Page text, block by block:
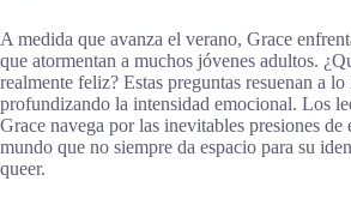
A medida que avanza el verano, Grace
que atormentan a muchos jóvenes adultos.
realmente feliz? Estas preguntas resuenan a
profundizando la intensidad emocional. Los
Grace navega por las inevitables presiones de
mundo que no siempre da espacio para su
queer.